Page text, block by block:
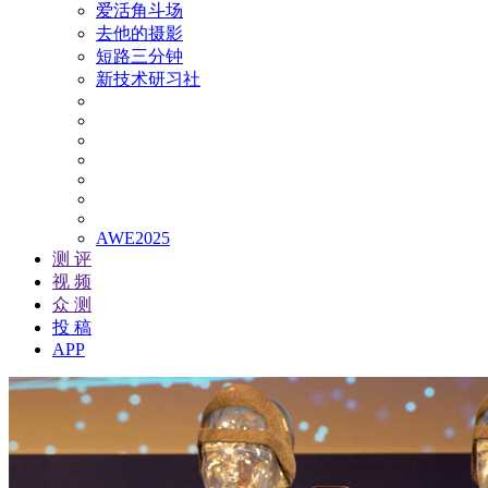
爱活角斗场
去他的摄影
短路三分钟
新技术研习社
AWE2025
测 评
视 频
众 测
投 稿
APP